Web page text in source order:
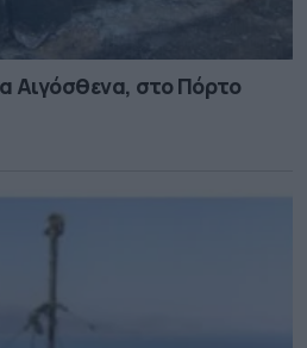
Αιγόσθενα, στο Πόρτο